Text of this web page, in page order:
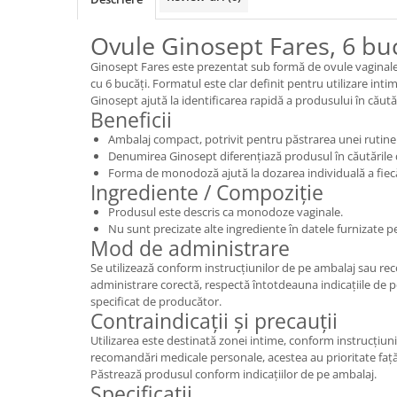
Ovule Ginosept Fares, 6
Ginosept Fares este prezentat sub formă de ovule
cu 6 bucăți. Formatul este clar definit pentru utilizare
Ginosept ajută la identificarea rapidă a produsului în
Beneficii
Ambalaj compact, potrivit pentru păstrarea unei
Denumirea Ginosept diferențiază produsul în
Forma de monodoză ajută la dozarea individuală a
Ingrediente / Compoziție
Produsul este descris ca monodoze vaginale.
Nu sunt precizate alte ingrediente în datele furnizate
Mod de administrare
Se utilizează conform instrucțiunilor de pe ambalaj sau
administrare corectă, respectă întotdeauna indicațiile de
specificat de producător.
Contraindicații și precauții
Utilizarea este destinată zonei intime, conform
recomandări medicale personale, acestea au prioritate
Păstrează produsul conform indicațiilor de pe ambalaj.